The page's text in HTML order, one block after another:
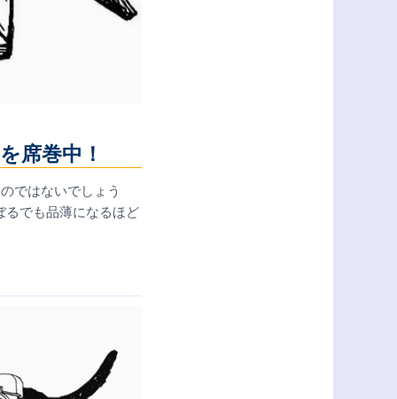
席巻中！
ではないでしょう
るでも品薄になるほど